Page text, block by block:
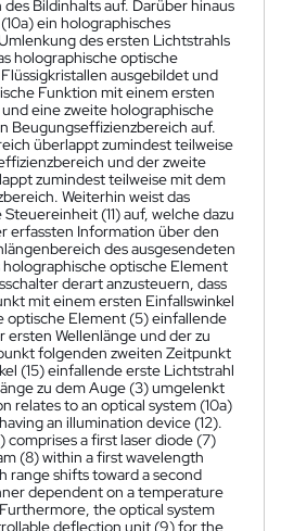
Bildinhalts auf. Darüber hinaus
ein holographisches
des ersten Lichtstrahls
holographische optische
ausgebildet und
Funktion mit einem ersten
eine zweite holographische
Beugungseffizienzbereich auf.
überlappt zumindest teilweise
und der zweite
zumindest teilweise mit dem
Weiterhin weist das
(11) auf, welche dazu
erfassten Information über den
des ausgesendeten
optische Element
derart anzusteuern, dass
mit einem ersten Einfallswinkel
optische Element (5) einfallende
Wellenlänge und der zu
folgenden zweiten Zeitpunkt
(15) einfallende erste Lichtstrahl
zu dem Auge (3) umgelenkt
relates to an optical system (10a)
an illumination device (12).
comprises a first laser diode (7)
(8) within a first wavelength
range shifts toward a second
dependent on a temperature
the optical system
deflection unit (9) for the